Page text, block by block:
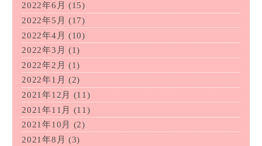
2022年6月 (15)
2022年5月 (17)
2022年4月 (10)
2022年3月 (1)
2022年2月 (1)
2022年1月 (2)
2021年12月
(11)
2021年11月 (11)
2021年10月
(2)
2021年8月 (3)